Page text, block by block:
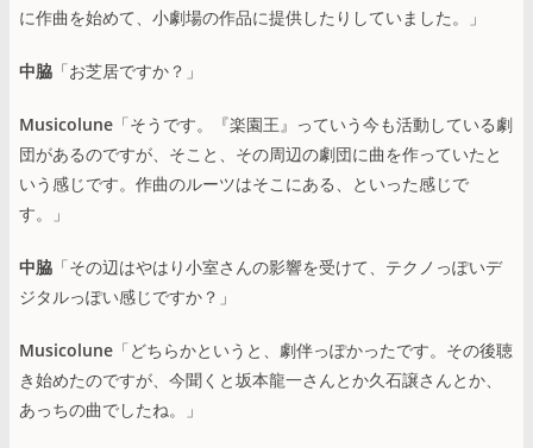
に作曲を始めて、小劇場の作品に提供したりしていました。」
中脇 「お芝居ですか？」
Musicolune 「そうです。『楽園王』っていう今も活動している劇
団があるのですが、そこと、その周辺の劇団に曲を作っていたと
いう感じです。作曲のルーツはそこにある、といった感じで
す。」
中脇 「その辺はやはり小室さんの影響を受けて、テクノっぽいデ
ジタルっぽい感じですか？」
Musicolune 「どちらかというと、劇伴っぽかったです。その後聴
き始めたのですが、今聞くと坂本龍一さんとか久石譲さんとか、
あっちの曲でしたね。」